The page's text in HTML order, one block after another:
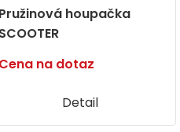
Pružinová houpačka
SCOOTER
Cena na dotaz
Detail